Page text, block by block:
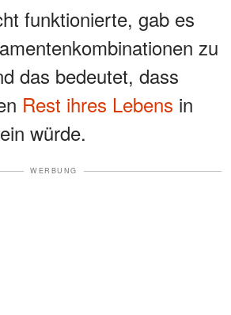
funktionierte, gab es
zu
das bedeutet, dass
Rest ihres Lebens in
würde.
WERBUNG